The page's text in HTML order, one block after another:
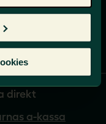
direkt
a-kassa